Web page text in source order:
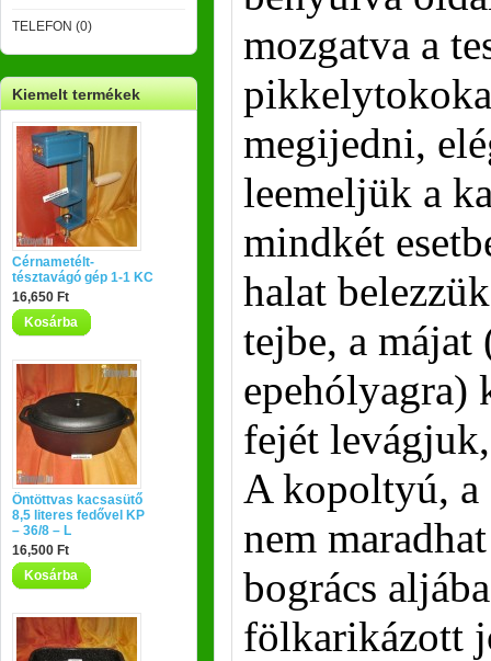
TELEFON (0)
Kiemelt termékek
Cérnametélt-
tésztavágó gép 1-1 KC
16,650 Ft
Kosárba
Öntöttvas kacsasütő
8,5 literes fedővel KP
– 36/8 – L
16,500 Ft
Kosárba
mozgatva a
megijedni,
leemeljük a
mindkét
halat
tejbe, a
epehólyagra)
fejét
A kopoltyú, a
nem
bogrács
fölkarikázott